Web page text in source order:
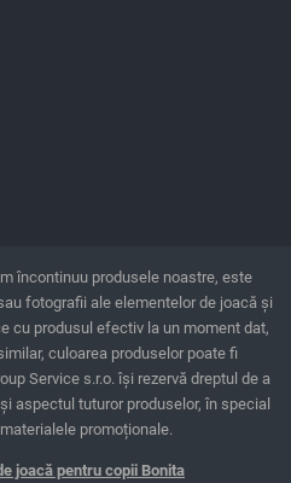
încontinuu produsele noastre, este
fotografii ale elementelor de joacă și
cu produsul efectiv la un moment dat,
culoarea produselor poate fi
Service s.r.o. îşi rezervă dreptul de a
aspectul tuturor produselor, în special
promoționale.
joacă pentru copii Bonita